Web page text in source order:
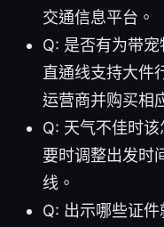
交通信息平台。
Q: 是否有为带
直通线支持大件
运营商并购买相
Q: 天气不佳时
要时调整出发时
线。
Q: 出示哪些证